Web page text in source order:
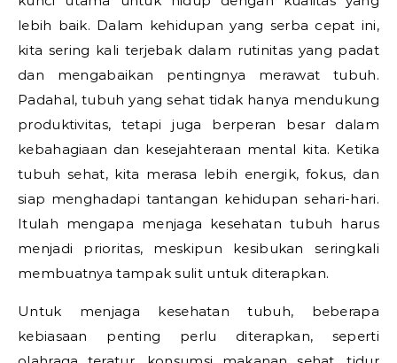
lebih baik. Dalam kehidupan yang serba cepat ini,
kita sering kali terjebak dalam rutinitas yang padat
dan mengabaikan pentingnya merawat tubuh.
Padahal, tubuh yang sehat tidak hanya mendukung
produktivitas, tetapi juga berperan besar dalam
kebahagiaan dan kesejahteraan mental kita. Ketika
tubuh sehat, kita merasa lebih energik, fokus, dan
siap menghadapi tantangan kehidupan sehari-hari.
Itulah mengapa menjaga kesehatan tubuh harus
menjadi prioritas, meskipun kesibukan seringkali
membuatnya tampak sulit untuk diterapkan.
Untuk menjaga kesehatan tubuh, beberapa
kebiasaan penting perlu diterapkan, seperti